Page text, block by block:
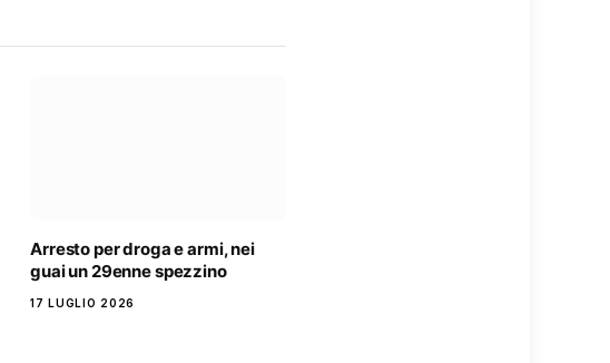
Arresto per droga e armi, nei
guai un 29enne spezzino
17 LUGLIO 2026